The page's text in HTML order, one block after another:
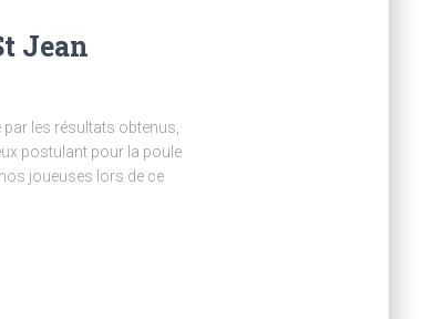
Jean
les résultats obtenus,
postulant pour la poule
joueuses lors de ce